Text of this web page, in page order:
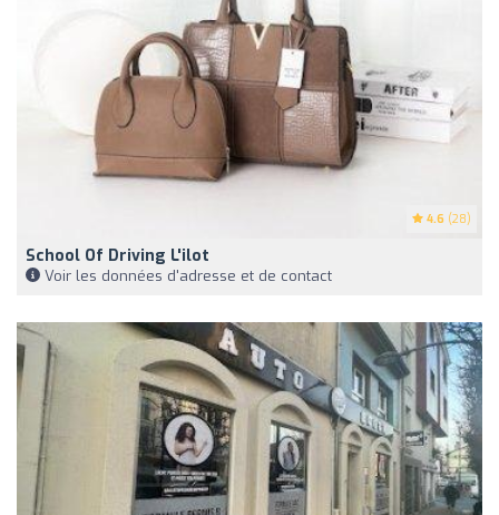
4.6 (28)
School Of Driving L'ilot
Voir les données d'adresse et de contact